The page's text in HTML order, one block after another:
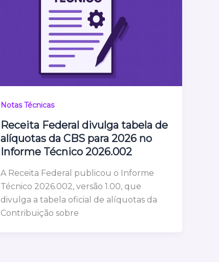
Notas Técnicas
Receita Federal divulga tabela de
alíquotas da CBS para 2026 no
Informe Técnico 2026.002
A Receita Federal publicou o Informe
Técnico 2026.002, versão 1.00, que
divulga a tabela oficial de alíquotas da
Contribuição sobre